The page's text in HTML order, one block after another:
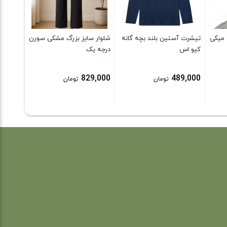
میکی
تیشرت آستین بلند بچه گانه
کیو اس
489,000 تومان
شلوار سایز بزرگ مشکی سورن
درجه یک
829,000 تومان